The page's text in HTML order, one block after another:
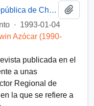
Carta desde el Senado de la República de Chile, del sr. Máximo Pacheco Gómez, dirigida al Excmo. Señor Patricio Aylwin A. Presidente de la República
· 1993-01-04
Azócar (1990-
publicada en el
a unas
Regional de
la que se refiere a